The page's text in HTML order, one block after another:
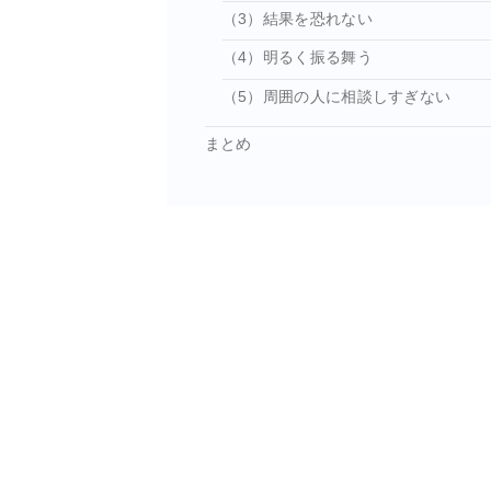
（3）結果を恐れない
（4）明るく振る舞う
（5）周囲の人に相談しすぎない
まとめ